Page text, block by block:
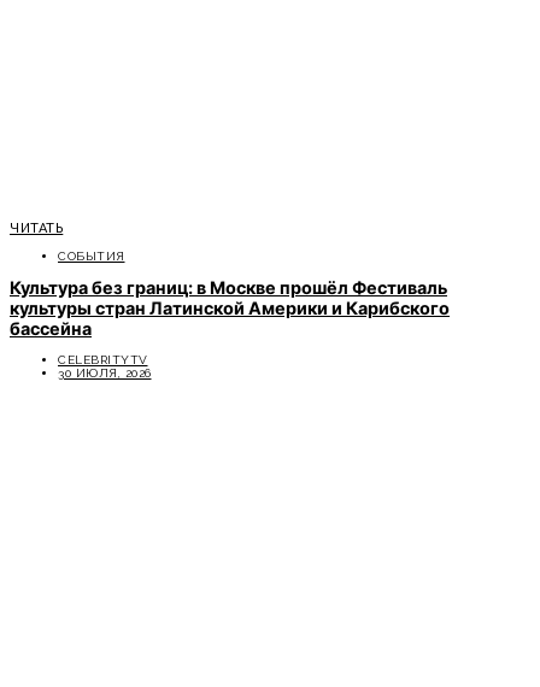
ЧИТАТЬ
СОБЫТИЯ
Культура без границ: в Москве прошёл Фестиваль
культуры стран Латинской Америки и Карибского
бассейна
CELEBRITYTV
30 ИЮЛЯ, 2026